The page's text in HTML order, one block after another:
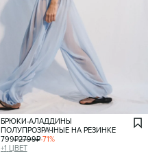
БРЮКИ-АЛАДДИНЫ
ПОЛУПРОЗРАЧНЫЕ НА РЕЗИНКЕ
799₽2799₽-71%
+1 ЦВЕТ